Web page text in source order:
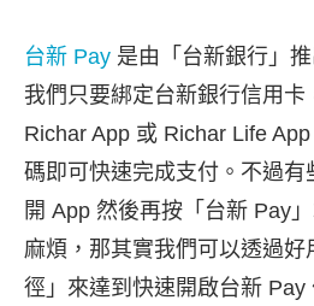
台新 Pay 是由「台新銀行」
我們只要綁定台新銀行信用卡
Richar App 或 Richar Life
碼即可快速完成支付。不過有
開 App 然後再按「台新 Pay
麻煩，那其實我們可以透過好
徑」來達到快速開啟台新 Pay